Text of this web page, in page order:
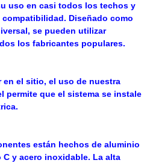
uso en casi todos los techos y
Diseñado como
se pueden utilizar
los fabricantes populares.
en el sitio, el uso de nuestra
permite que el sistema se instale
están hechos de aluminio
y acero inoxidable. La alta